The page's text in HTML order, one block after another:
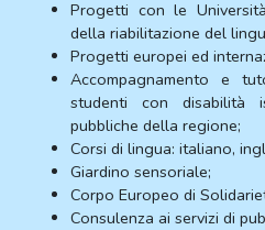
Progetti con le
della riabilitazione del
Progetti europei ed
Accompagnamento e
studenti con disabilità
pubbliche della regione;
Corsi di lingua: italiano,
Giardino sensoriale;
Corpo Europeo di
Consulenza ai servizi di